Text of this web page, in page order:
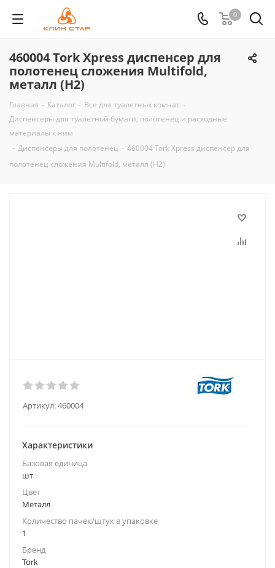
0
460004 Tork Xpress диспенсер для
полотенец сложения Multifold,
металл (Н2)
Главная - Каталог - Все для туалетных комнат -
Диспенсеры для туалетной бумаги, полотенец и расходные
материалы к ним
- Диспенсеры для полотенец - 460004 Tork Xpress диспенсер для
полотенец сложения Multifold, металл (Н2)
Артикул:460004
Характеристики
Базовая единица
шт
Цвет
Металл
Количество пачек/штук в упаковке
1
Бренд
Tork